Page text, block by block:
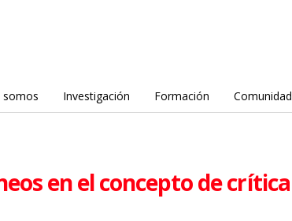
somos Investigación Formación Comunidad
en el concepto de crítica